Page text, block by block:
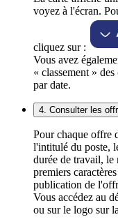
voyez à l'écran.
cliquez sur :
Vous avez
« classement »
par date.
4. Consulter les
Pour chaque offre
l'intitulé du poste,
durée de travail, le
premiers
publication de
Vous accédez au
ou sur le logo sur